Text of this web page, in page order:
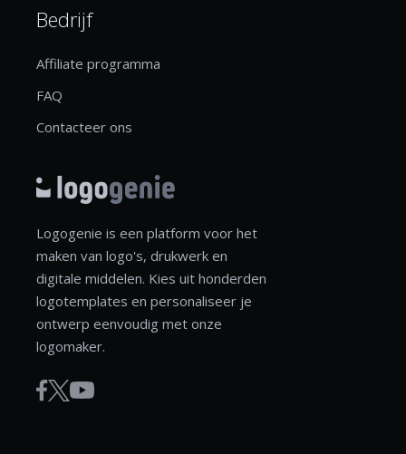
Bedrijf
Affiliate programma
FAQ
Contacteer ons
Logogenie is een platform voor het
maken van logo's, drukwerk en
digitale middelen. Kies uit honderden
logotemplates en personaliseer je
ontwerp eenvoudig met onze
logomaker.